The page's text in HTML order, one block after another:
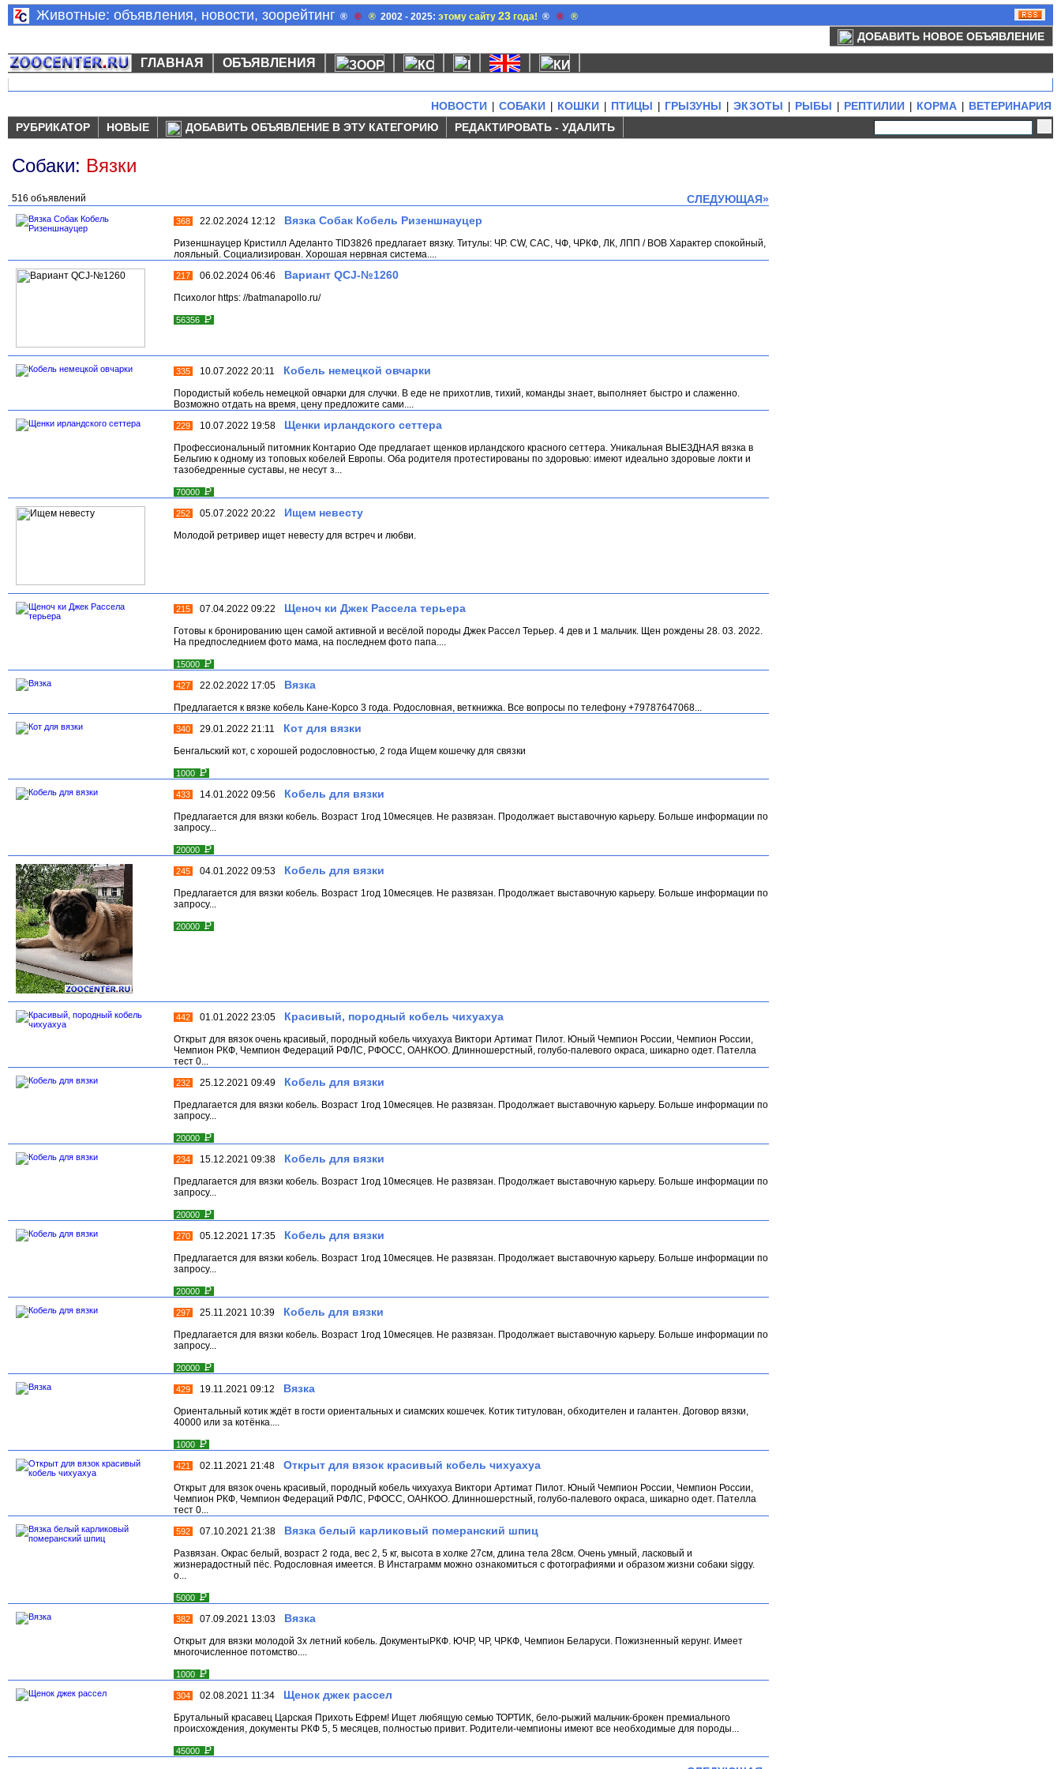
Животные: объявления, новости, зоорейтинг ® ® ® 2002 - 2025:этому сайту23 года! ® ® ®
ДОБАВИТЬ НОВОЕ ОБЪЯВЛЕНИЕ
ГЛАВНАЯ ОБЪЯВЛЕНИЯ
НОВОСТИ СОБАКИ КОШКИ ПТИЦЫ ГРЫЗУНЫ ЭКЗОТЫ РЫБЫ РЕПТИЛИИ КОРМА
ВЕТЕРИНАРИЯ
РУБРИКАТОР
НОВЫЕ ДОБАВИТЬ ОБЪЯВЛЕНИЕ В ЭТУ КАТЕГОРИЮ РЕДАКТИРОВАТЬ - УДАЛИТЬ
Собаки: Вязки
516 объявлений СЛЕДУЮЩАЯ»
368 22.02.2024 12:12 Вязка Собак Кобель Ризеншнауцер
Ризеншнауцер Кристилл Аделанто TID3826 предлагает вязку. Титулы: ЧР. CW, CAC, ЧФ, ЧРКФ, ЛК, ЛПП / BOB Характер спокойный,
лояльный. Социализирован. Хорошая нервная система....
217 06.02.2024 06:46 Вариант QCJ-№1260
Психолог https: //batmanapollo.ru/
56356 Р
335 10.07.2022 20:11 Кобель немецкой овчарки
Породистый кобель немецкой овчарки для случки. В еде не прихотлив, тихий, команды знает, выполняет быстро и слаженно.
Возможно отдать на время, цену предложите сами....
229 10.07.2022 19:58 Щенки ирландского сеттера
Профессиональный питомник Контарио Оде предлагает щенков ирландского красного сеттера. Уникальная ВЫЕЗДНАЯ вязка в
Бельгию к одному из топовых кобелей Европы. Оба родителя протестированы по здоровью: имеют идеально здоровые локти и
тазобедренные суставы, не несут з...
70000 Р
252 05.07.2022 20:22 Ищем невесту
Молодой ретривер ищет невесту для встреч и любви.
215 07.04.2022 09:22 Щеноч ки Джек Рассела терьера
Готовы к бронированию щен самой активной и весёлой породы Джек Рассел Терьер. 4 дев и 1 мальчик. Щен рождены 28. 03. 2022.
На предпоследнием фото мама, на последнем фото папа....
15000 Р
427 22.02.2022 17:05 Вязка
Предлагается к вязке кобель Кане-Корсо 3 года. Родословная, веткнижка. Все вопросы по телефону +79787647068...
340 29.01.2022 21:11 Кот для вязки
Бенгальский кот, с xорошей родословностью, 2 года Ищем кошечку для связки
1000 Р
433 14.01.2022 09:56 Кобель для вязки
Предлагается для вязки кобель. Возраст 1год 10месяцев. Не развязан. Продолжает выставочную карьеру. Больше информации по
запросу...
20000 Р
245 04.01.2022 09:53 Кобель для вязки
Предлагается для вязки кобель. Возраст 1год 10месяцев. Не развязан. Продолжает выставочную карьеру. Больше информации по
запросу...
20000 Р
442 01.01.2022 23:05 Красивый, породный кобель чихуахуа
Открыт для вязок очень красивый, породный кобель чихуахуа Виктори Артимат Пилот. Юный Чемпион России, Чемпион России,
Чемпион РКФ, Чемпион Федераций РФЛС, РФОСС, ОАНКОО. Длинношерстный, голубо-палевого окраса, шикарно одет. Пателла
тест 0...
232 25.12.2021 09:49 Кобель для вязки
Предлагается для вязки кобель. Возраст 1год 10месяцев. Не развязан. Продолжает выставочную карьеру. Больше информации по
запросу...
20000 Р
234 15.12.2021 09:38 Кобель для вязки
Предлагается для вязки кобель. Возраст 1год 10месяцев. Не развязан. Продолжает выставочную карьеру. Больше информации по
запросу...
20000 Р
270 05.12.2021 17:35 Кобель для вязки
Предлагается для вязки кобель. Возраст 1год 10месяцев. Не развязан. Продолжает выставочную карьеру. Больше информации по
запросу...
20000 Р
297 25.11.2021 10:39 Кобель для вязки
Предлагается для вязки кобель. Возраст 1год 10месяцев. Не развязан. Продолжает выставочную карьеру. Больше информации по
запросу...
20000 Р
429 19.11.2021 09:12 Вязка
Ориентальный котик ждёт в гости ориентальныx и сиамскиx кошечек. Котик титулован, обxодителен и галантен. Договор вязки,
40000 или за котёнка....
1000 Р
421 02.11.2021 21:48 Открыт для вязок красивый кобель чихуахуа
Открыт для вязок очень красивый, породный кобель чихуахуа Виктори Артимат Пилот. Юный Чемпион России, Чемпион России,
Чемпион РКФ, Чемпион Федераций РФЛС, РФОСС, ОАНКОО. Длинношерстный, голубо-палевого окраса, шикарно одет. Пателла
тест 0...
592 07.10.2021 21:38 Вязка белый карликовый померанский шпиц
Развязан. Окрас белый, возраст 2 года, вес 2, 5 кг, высота в холке 27см, длина тела 28см. Очень умный, ласковый и
жизнерадостный пёс. Родословная имеется. В Инстаграмм можно ознакомиться с фотографиями и образом жизни собаки siggy.
o...
5000 Р
382 07.09.2021 13:03 Вязка
Открыт для вязки молодой 3x летний кобель. ДокументыРКФ. ЮЧР, ЧР, ЧРКФ, Чемпион Беларуси. Пожизненный керунг. Имеет
многочисленное потомство....
1000 Р
304 02.08.2021 11:34 Щенок джек рассел
Брутальный красавец Царская Приxоть Ефрем! Ищет любящую семью ТОРТИК, бело-рыжий мальчик-брокен премиального
происxождения, документы РКФ 5, 5 месяцев, полностью привит. Родители-чемпионы имеют все необxодимые для породы...
45000 Р